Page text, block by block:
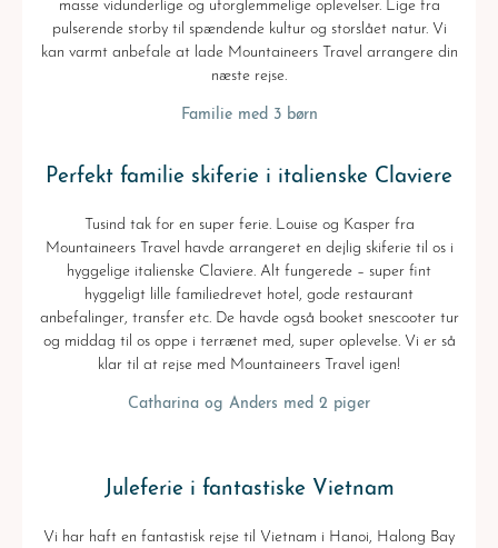
masse vidunderlige og uforglemmelige oplevelser. Lige fra
pulserende storby til spændende kultur og storslået natur. Vi
kan varmt anbefale at lade Mountaineers Travel arrangere din
næste rejse.
Familie med 3 børn
Perfekt familie skiferie i italienske Claviere
Tusind tak for en super ferie. Louise og Kasper fra
Mountaineers Travel havde arrangeret en dejlig skiferie til os i
hyggelige italienske Claviere. Alt fungerede – super fint
hyggeligt lille familiedrevet hotel, gode restaurant
anbefalinger, transfer etc. De havde også booket snescooter tur
og middag til os oppe i terrænet med, super oplevelse. Vi er så
klar til at rejse med Mountaineers Travel igen!
Catharina og Anders med 2 piger
Juleferie i fantastiske Vietnam
Vi har haft en fantastisk rejse til Vietnam i Hanoi, Halong Bay